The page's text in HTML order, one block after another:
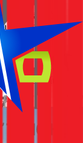
nước cấp vào,
lúc cần kiểm
để đảm bảo
và nguy cơ
van nước và
có bất